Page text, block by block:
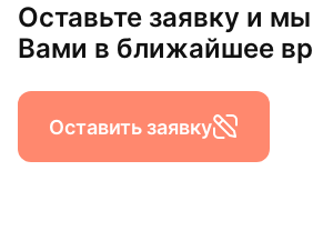
Оставьте заявку и
Вами в ближайшее
Оставить заявку